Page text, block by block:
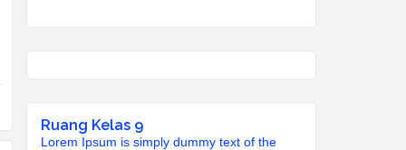
Ruang Kelas 9
Lorem Ipsum is simply dummy text of the